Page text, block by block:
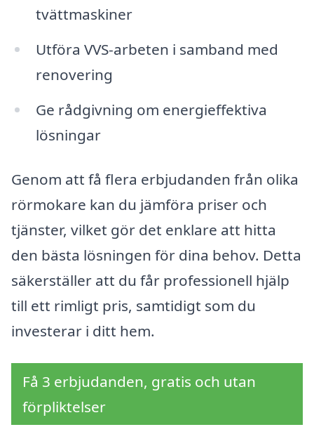
tvättmaskiner
Utföra VVS-arbeten i samband med
renovering
Ge rådgivning om energieffektiva
lösningar
Genom att få flera erbjudanden från olika
rörmokare kan du jämföra priser och
tjänster, vilket gör det enklare att hitta
den bästa lösningen för dina behov. Detta
säkerställer att du får professionell hjälp
till ett rimligt pris, samtidigt som du
investerar i ditt hem.
Få 3 erbjudanden, gratis och utan
förpliktelser